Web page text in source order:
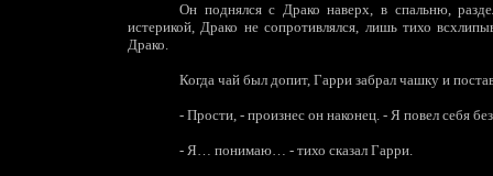
Он поднялся с Драко наверх, в спальню,
истерикой, Драко не сопротивлялся, лишь тихо
Драко.
Когда чай был допит, Гарри забрал чашку и
- Прости, - произнес он наконец. - Я повел себя
- Я… понимаю… - тихо сказал Гарри.